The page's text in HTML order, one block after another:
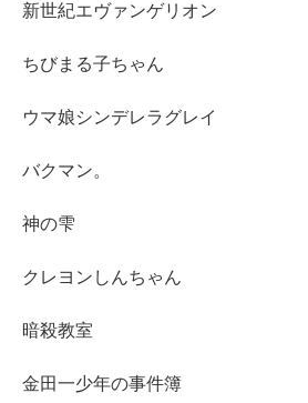
新世紀エヴァンゲリオン
ちびまる子ちゃん
ウマ娘シンデレラグレイ
バクマン。
神の雫
クレヨンしんちゃん
暗殺教室
金田一少年の事件簿